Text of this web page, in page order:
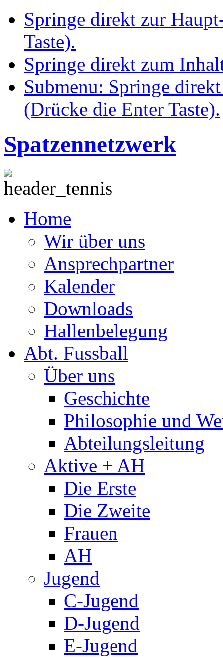
Springe direkt zur
Taste).
Springe direkt zum
Submenu: Springe
(Drücke die Enter Taste).
Spatzennetzwerk
Home
Wir über uns
Ansprechpartner
Kalender
Downloads
Hallenbelegung
Abt. Fussball
Über uns
Geschichte
Philosophie und
Abteilungsleitung
Aktive + AH
Die Erste
Die Zweite
Frauen
AH
Jugend
C-Jugend
D-Jugend
E-Jugend